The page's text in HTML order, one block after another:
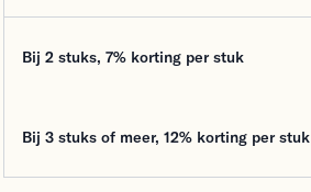
Bij 2 stuks, 7% korting per stuk
Bij 3 stuks of meer, 12% korting per stuk